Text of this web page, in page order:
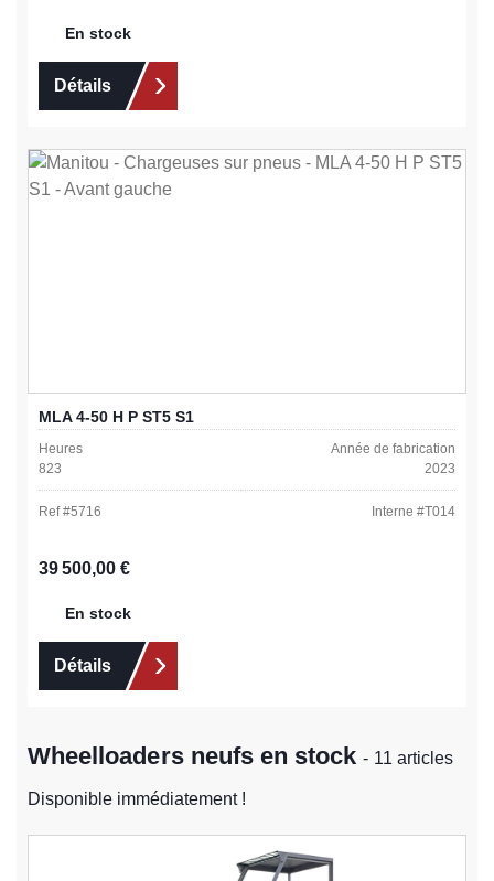
En stock
Détails
MLA 4-50 H P ST5 S1
Heures
823
Année de fabrication
2023
Ref #5716 Interne #T014
Prix régulier :
39 500,00 €
En stock
Détails
Wheelloaders neufs en stock- 11 articles
Disponible immédiatement !